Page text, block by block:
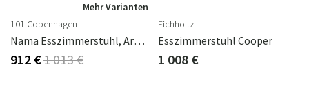
Mehr Varianten
101 Copenhagen
Nama Esszimmerstuhl, Armlehne - Nubuk
912 €1 013 €
Eichholtz
Esszimmerstuhl Cooper
1 008 €